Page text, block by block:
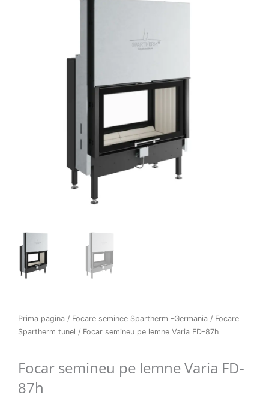
Prima pagina / Focare seminee Spartherm -Germania / Focare
Spartherm tunel / Focar semineu pe lemne Varia FD-87h
Focar semineu pe lemne Varia FD-
87h